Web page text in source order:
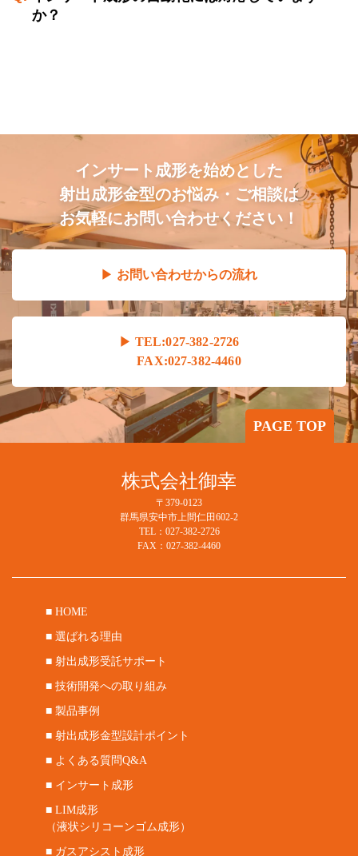
か？
インサート成形を始めとした
射出成形金型のお悩み・ご相談は
お気軽にお問い合わせください！
お問い合わせからの流れ
TEL:027-382-2726
FAX:027-382-4460
PAGE TOP
株式会社御幸
〒379-0123
群馬県安中市上間仁田602-2
TEL：027-382-2726
FAX：027-382-4460
■ HOME
■ 選ばれる理由
■ 射出成形受託サポート
■ 技術開発への取り組み
■ 製品事例
■ 射出成形金型設計ポイント
■ よくある質問Q&A
■ インサート成形
■ LIM成形
（液状シリコーンゴム成形）
■ ガスアシスト成形